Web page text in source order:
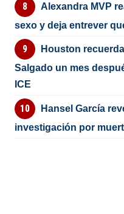
Alexandra MVP
sexo y deja entrever
Houston
Salgado un mes
ICE
Hansel García
investigación por